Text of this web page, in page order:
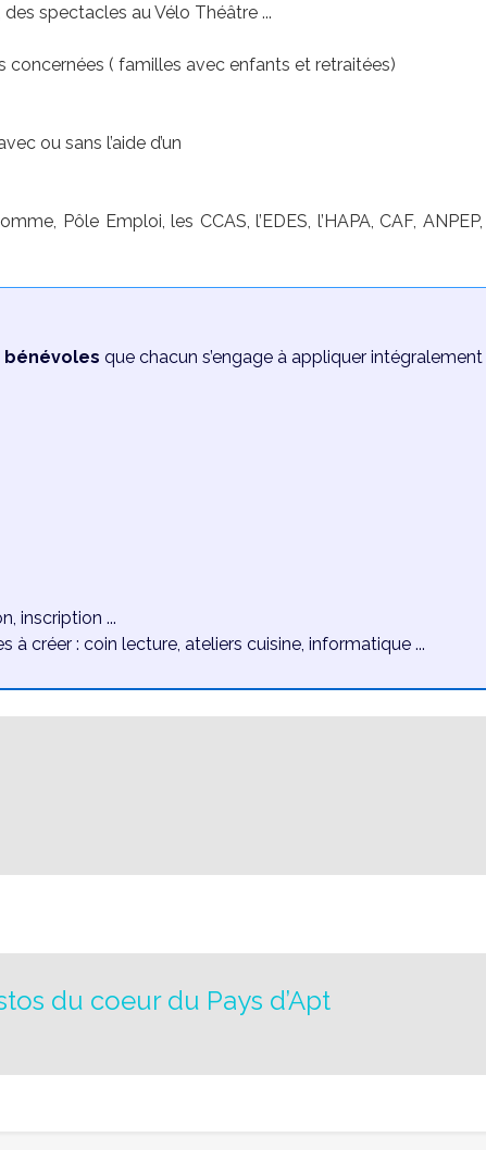
spectacles au Vélo Théâtre ...
( familles avec enfants et retraitées)
ou sans l’aide d’un
Pôle Emploi, les CCAS, l’EDES, l’HAPA, CAF,
bénévoles que chacun s’engage à appliquer intégralement
inscription ...
à créer : coin lecture, ateliers cuisine, informatique ...
du coeur du Pays d’Apt